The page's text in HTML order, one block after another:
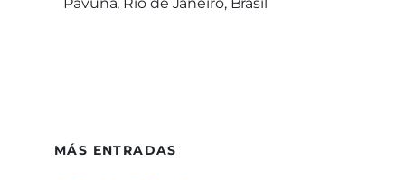
MÁS ENTRADAS